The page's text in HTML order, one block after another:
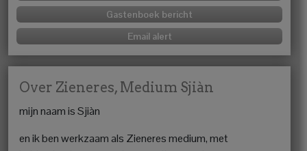
Gastenboek bericht
Email alert
Over Zieneres, Medium Sjiàn
mijn naam is Sjiàn
en ik ben werkzaam als Zieneres medium, met